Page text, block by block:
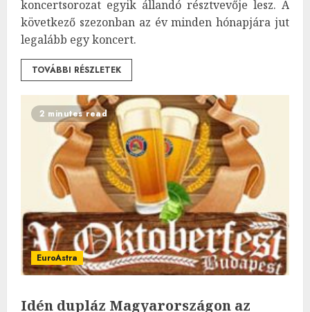
koncertsorozat egyik állandó résztvevője lesz. A
következő szezonban az év minden hónapjára jut
legalább egy koncert.
TOVÁBBI RÉSZLETEK
2 minutes read
EuroAstra
Idén dupláz Magyarországon az